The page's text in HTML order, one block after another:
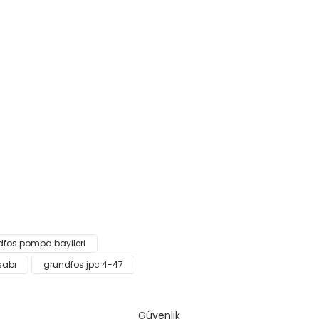
tarafımıza iletebilirsiniz.
pompa bayileri
grundfos jpc 4-47
Güvenlik